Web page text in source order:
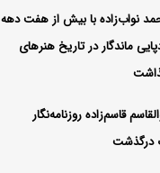
نواب‌زاده با بیش از هفت دهه
ماندگار در تاریخ هنرهای
قاسم‌زاده روزنامه‌نگار
درگذشت